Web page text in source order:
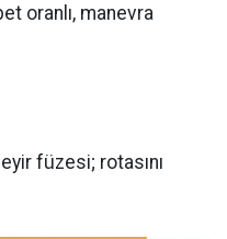
oranlı, manevra
füzesi; rotasını